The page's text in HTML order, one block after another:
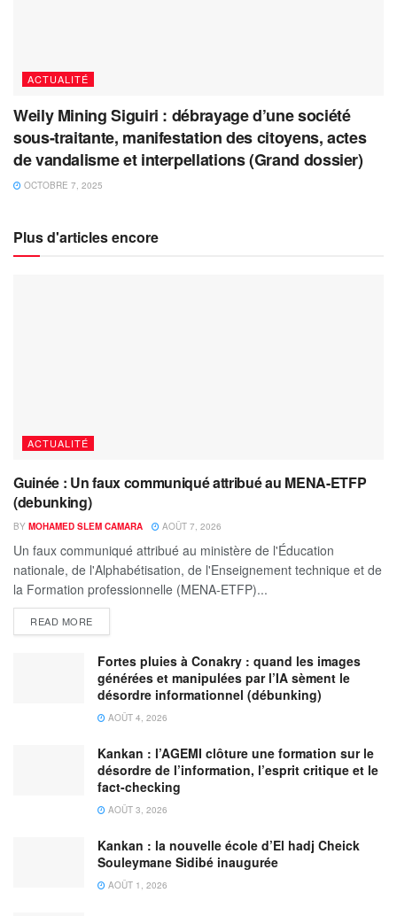
ACTUALITÉ
Weily Mining Siguiri : débrayage d’une société
sous-traitante, manifestation des citoyens, actes
de vandalisme et interpellations (Grand dossier)
OCTOBRE 7, 2025
Plus d'articles encore
ACTUALITÉ
Guinée : Un faux communiqué attribué au MENA-ETFP
(debunking)
BY MOHAMED SLEM CAMARA AOÛT 7, 2026
Un faux communiqué attribué au ministère de l'Éducation
nationale, de l'Alphabétisation, de l'Enseignement technique et de
la Formation professionnelle (MENA-ETFP)...
READ MORE
Fortes pluies à Conakry : quand les images
générées et manipulées par l’IA sèment le
désordre informationnel (débunking)
AOÛT 4, 2026
Kankan : l’AGEMI clôture une formation sur le
désordre de l’information, l’esprit critique et le
fact-checking
AOÛT 3, 2026
Kankan : la nouvelle école d’El hadj Cheick
Souleymane Sidibé inaugurée
AOÛT 1, 2026